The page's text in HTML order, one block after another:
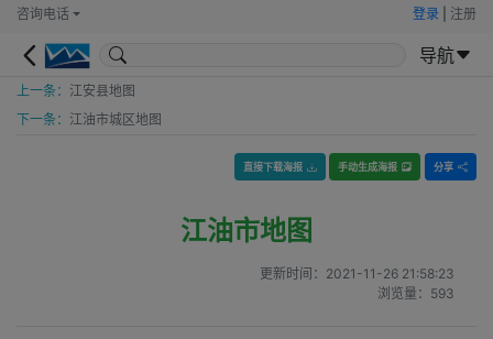
咨询电话 登录 注册
导航
上一条： 江安县地图
下一条： 江油市城区地图
直接下载海报 手动生成海报 分享
江油市地图
更新时间： 2021-11-26 21:58:23
浏览量： 593